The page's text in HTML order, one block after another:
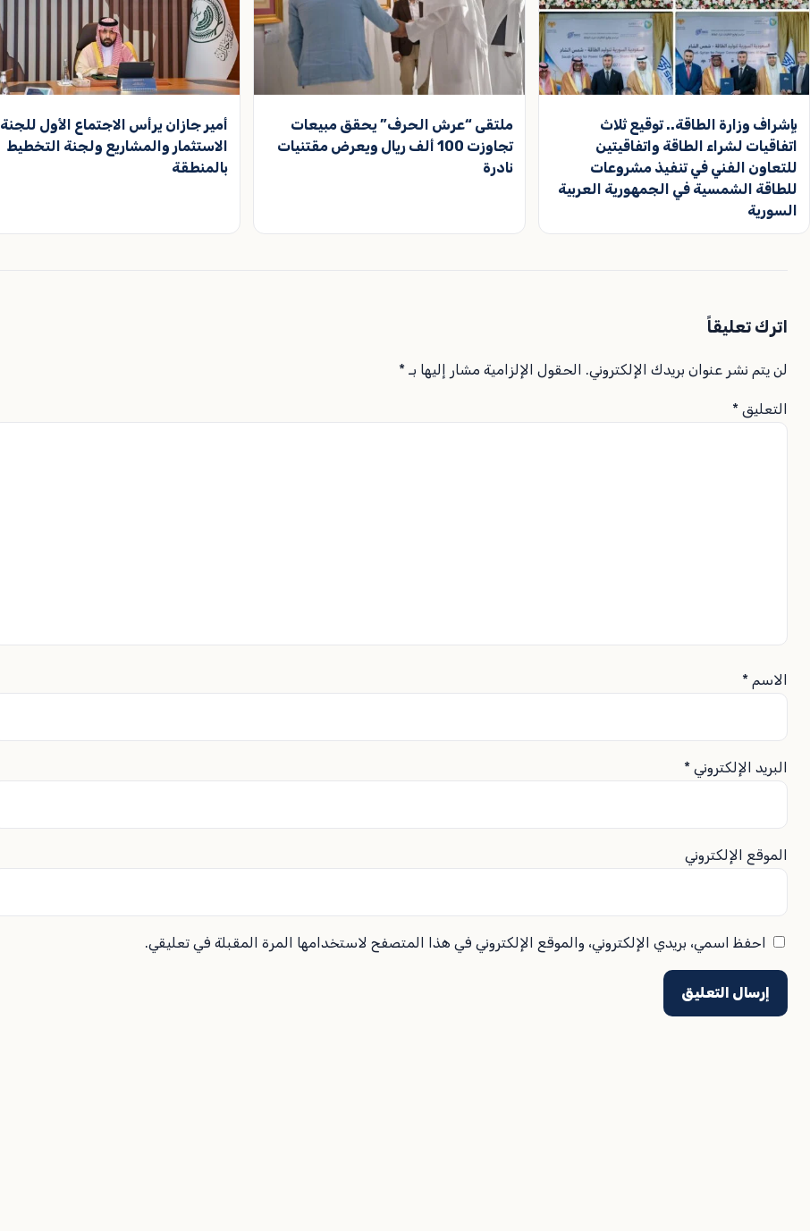
بإشراف وزارة الطاقة.. توقيع ثلاث
اتفاقيات لشراء الطاقة واتفاقيتين
للتعاون الفني في تنفيذ مشروعات
للطاقة الشمسية في الجمهورية العربية
السورية
ملتقى “عرش الحرف” يحقق مبيعات
تجاوزت 100 ألف ريال ويعرض مقتنيات
نادرة
أمير جازان يرأس الاجتماع الأول للجنة
الاستثمار والمشاريع ولجنة التخطيط
بالمنطقة
اترك تعليقاً
لن يتم نشر عنوان بريدك الإلكتروني. الحقول الإلزامية مشار إليها بـ*
التعليق*
الاسم*
البريد الإلكتروني*
الموقع الإلكتروني
احفظ اسمي، بريدي الإلكتروني، والموقع الإلكتروني في هذا المتصفح لاستخدامها المرة المقبلة في تعليقي.